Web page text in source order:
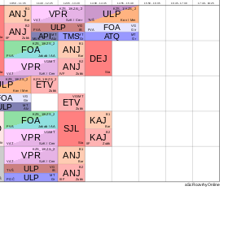
10:50 - 11:35 11:40 - 12:25 12:35 - 13:20 14:00 - 14:45 14:55 - 15:40 15:50 - 16:35 16:45 - 17:30 17:40 - 18:25
VPR
KZS_1/KZS_2
SzK / Cmr
VAT
TMSMT
Gr
API MT
Alz
MUL ATQ
MT
Gr
ULP
KZS_1/KZS_2
Kov / Mm
TVŠ
ULP
VG
IB
FVA FOA
VG
Gir
FVA
ANJ
B1
Bar
ANJ
B2
Zubk
IIF
VPR
VG/MT
SzK / Cmr
VAT
FOA
KZS_1/KZS_2
Jakab / AA
FVA
ANJ
B1
Bar
ANJ
B2
Zubk
IVF
DEJ
Sta
MT
Alz
KZS_1/KZS_2
Kov / Mm
VG
Gir
ETV
KZS_1/KZS_2
Zubk
ETV
VG/MT
Zubk
VPR
VG/MT
SzK / Cmr
VAT
FOA
KZS_1/KZS_2
Jakab / AA
FVA
KAJ
B1
Bar
KAJ
B2
Zubk
IIF
SJL
Sta
VPR
KZS_1/KZS_2
SzK / Cmr
VAT
ULP MT
Gr
POČ
ULP VG
IB
TVŠ
ANJ
B1
Bar
ANJ
B2
Zubk
IIIF
aSc Rozvrhy Online